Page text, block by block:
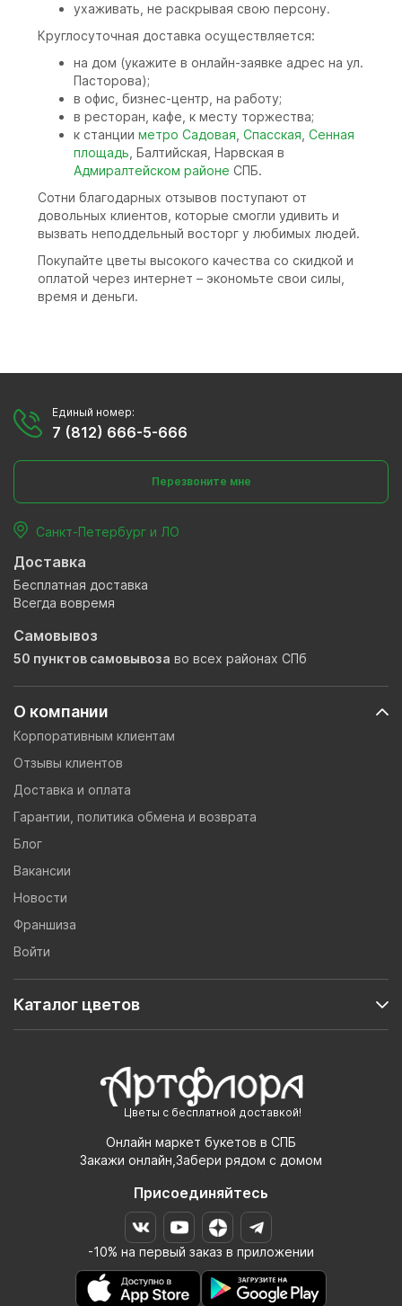
ухаживать, не раскрывая свою персону.
Круглосуточная доставка осуществляется:
на дом (укажите в онлайн-заявке адрес на ул.
Пасторова);
в офис, бизнес-центр, на работу;
в ресторан, кафе, к месту торжества;
к станции метро Садовая, Спасская, Сенная
площадь, Балтийская, Нарвская в
Адмиралтейском районе СПБ.
Сотни благодарных отзывов поступают от
довольных клиентов, которые смогли удивить и
вызвать неподдельный восторг у любимых людей.
Покупайте цветы высокого качества со скидкой и
оплатой через интернет – экономьте свои силы,
время и деньги.
Цветы с бесплатной доставкой!
Онлайн маркет букетов в СПБ
Закажи онлайн,Забери рядом с домом
Присоединяйтесь
-10% на первый заказ в приложении
О компании
Корпоративным клиентам
Отзывы клиентов
Доставка и оплата
Гарантии, политика обмена и возврата
Блог
Вакансии
Новости
Франшиза
Войти
Каталог цветов
Единый номер:
7 (812) 666-5-666
Перезвоните мне
Санкт-Петербург и ЛО
Доставка
Бесплатная доставка
Всегда вовремя
Самовывоз
50 пунктов самовывоза во всех районах СПб